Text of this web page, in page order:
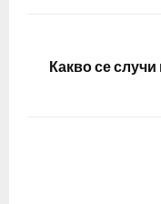
Какво се